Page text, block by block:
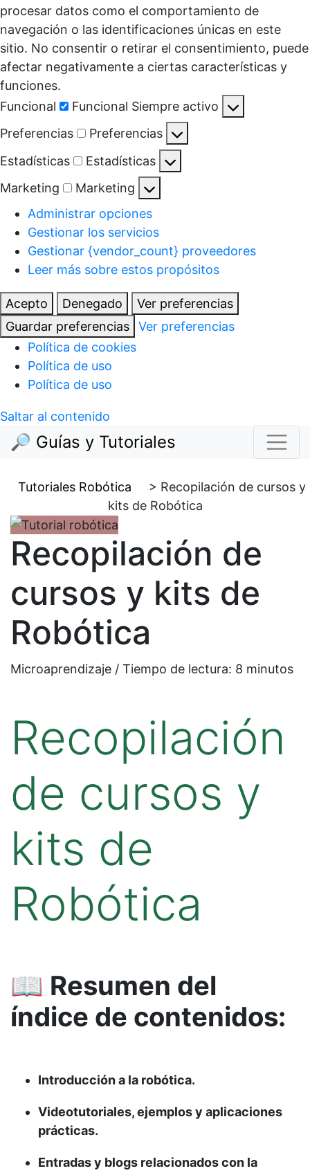
procesar datos como el comportamiento de
navegación o las identificaciones únicas en este
sitio. No consentir o retirar el consentimiento, puede
afectar negativamente a ciertas características y
funciones.
Funcional
Funcional Siempre activo
Preferencias
Preferencias
Estadísticas
Estadísticas
Marketing
Marketing
Administrar opciones
Gestionar los servicios
Gestionar {vendor_count} proveedores
Leer más sobre estos propósitos
Acepto Denegado
Ver preferencias
Guardar preferencias
Ver preferencias
Política de cookies
Política de uso
Política de uso
Saltar al contenido
🔎 Guías y Tutoriales
Tutoriales Robótica > Recopilación de cursos y
kits de Robótica
Recopilación de
cursos y kits de
Robótica
Microaprendizaje / Tiempo de lectura: 8 minutos
Recopilación
de cursos y
kits de
Robótica
📖 Resumen del
índice de contenidos:
Introducción a la robótica.
Videotutoriales, ejemplos y aplicaciones
prácticas.
Entradas y blogs relacionados con la